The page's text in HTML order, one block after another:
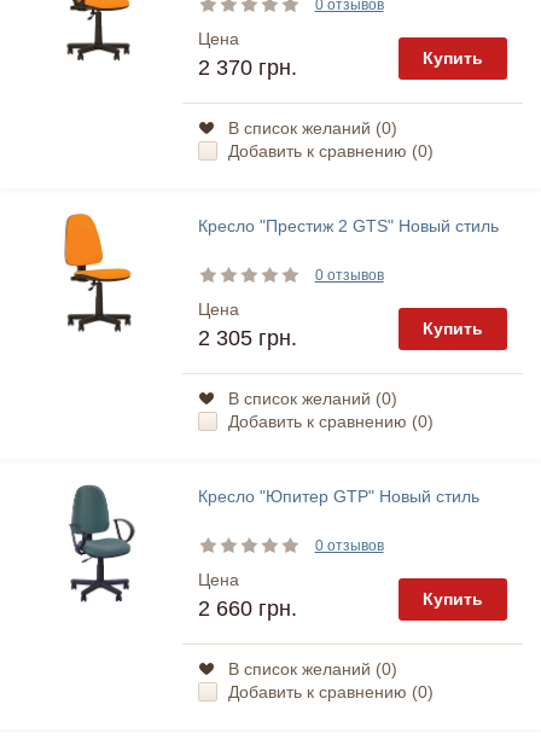
0 отзывов
Цена
2 370 грн. Купить
В список желаний (0)
Добавить к сравнению (0)
Кресло "Престиж 2 GTS" Новый стиль
0 отзывов
Цена
2 305 грн. Купить
В список желаний (0)
Добавить к сравнению (0)
Кресло "Юпитер GTP" Новый стиль
0 отзывов
Цена
2 660 грн. Купить
В список желаний (0)
Добавить к сравнению (0)